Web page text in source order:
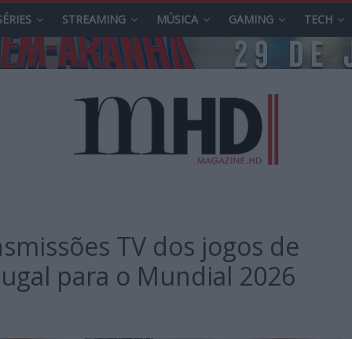
STREAMING MÚSICA GAMING TECH
TV dos jogos de
para o Mundial 2026